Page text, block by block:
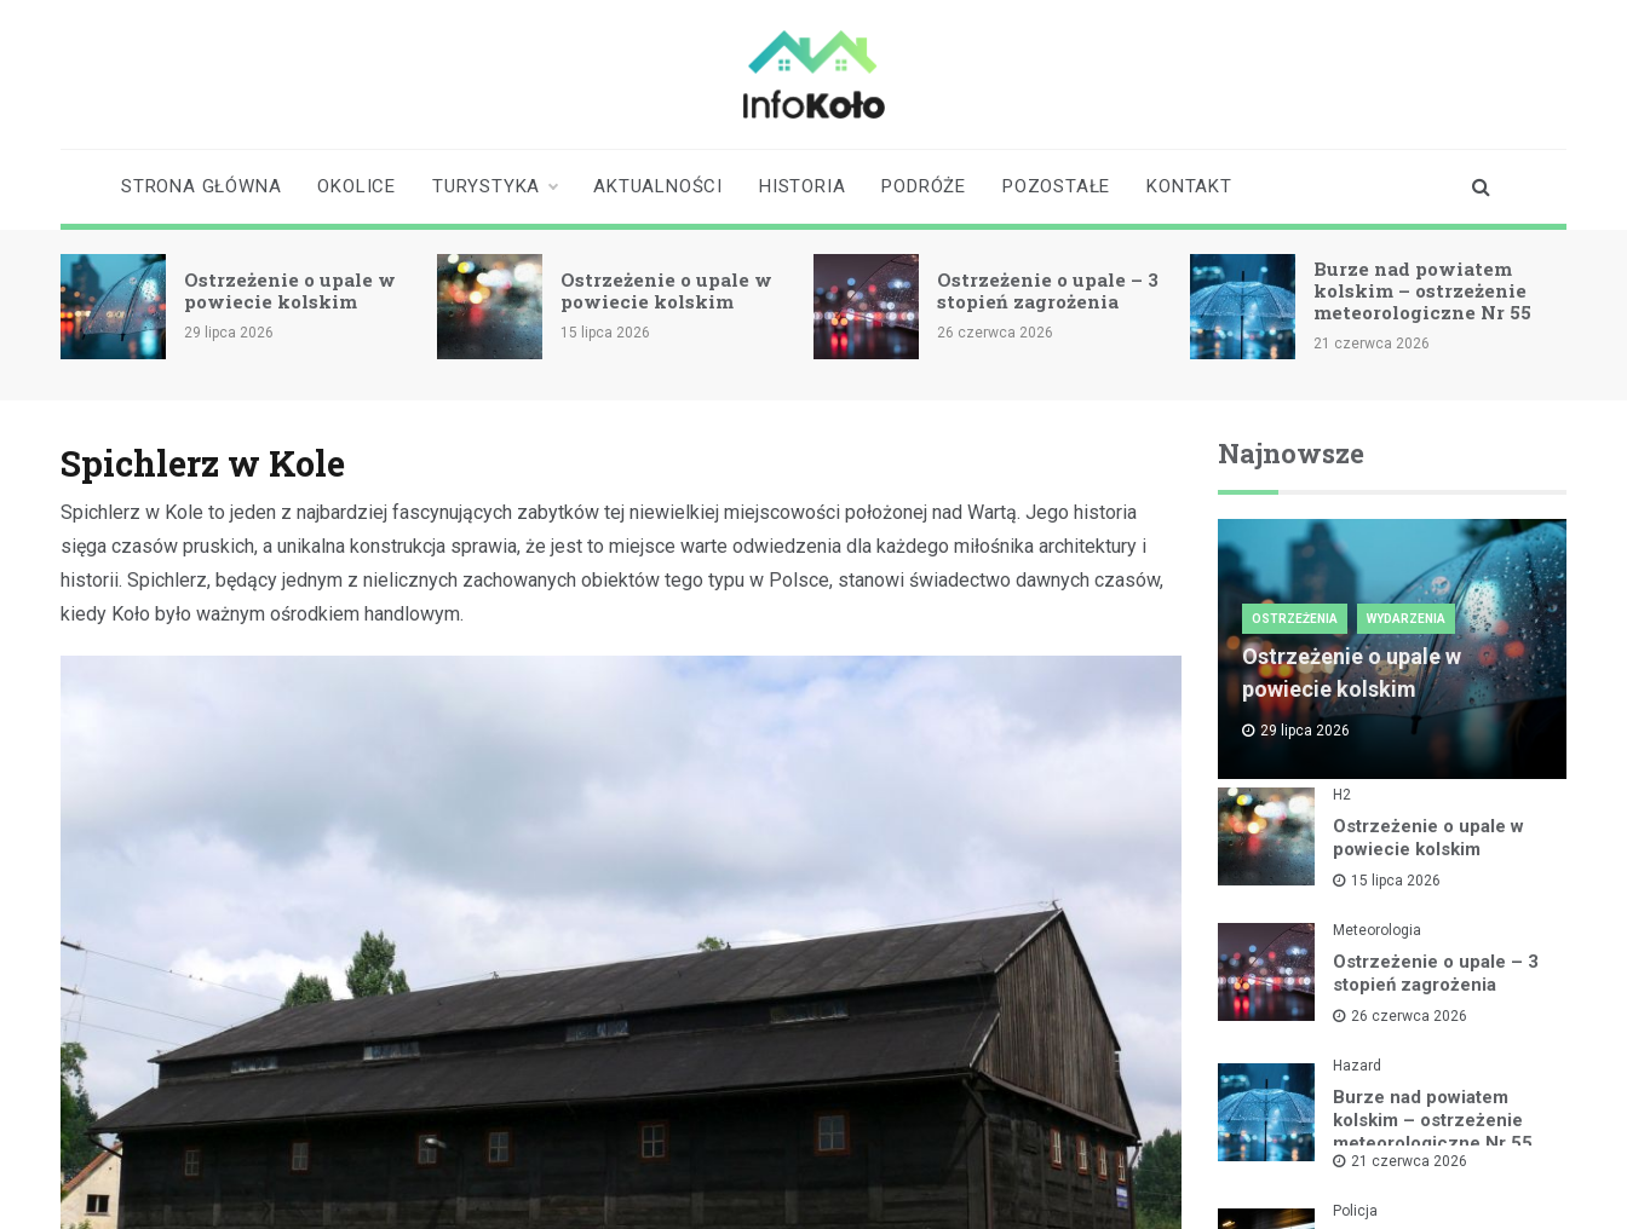
Koła | Koło
online
STRONA GŁÓWNA OKOLICE TURYSTYKA AKTUALNOŚCI HISTORIA PODRÓŻE POZOSTAŁE KONTAKT
Ostrzeżenie o upale w
powiecie kolskim
29 lipca 2026
Ostrzeżenie o upale w
powiecie kolskim
15 lipca 2026
Ostrzeżenie o upale – 3
stopień zagrożenia
26 czerwca 2026
Burze nad powiatem
kolskim – ostrzeżenie
meteorologiczne Nr 55
21 czerwca 2026
Spichlerz w Kole
Spichlerz w Kole to jeden z najbardziej fascynujących zabytków tej niewielkiej miejscowości położonej nad Wartą. Jego historia
sięga czasów pruskich, a unikalna konstrukcja sprawia, że jest to miejsce warte odwiedzenia dla każdego miłośnika architektury i
historii. Spichlerz, będący jednym z nielicznych zachowanych obiektów tego typu w Polsce, stanowi świadectwo dawnych czasów,
kiedy Koło było ważnym ośrodkiem handlowym.
Najnowsze
OSTRZEŻENIA WYDARZENIA
Ostrzeżenie o upale w
powiecie kolskim
29 lipca 2026
H2
Ostrzeżenie o upale w
powiecie kolskim
15 lipca 2026
Meteorologia
Ostrzeżenie o upale – 3
stopień zagrożenia
26 czerwca 2026
Hazard
Burze nad powiatem
kolskim – ostrzeżenie
meteorologiczne Nr 55
21 czerwca 2026
Policja